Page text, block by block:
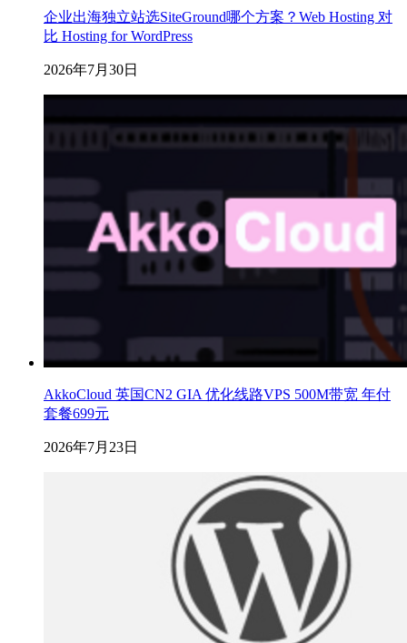
企业出海独立站选SiteGround哪个方案？Web Hosting 对
比 Hosting for WordPress
2026年7月30日
AkkoCloud 英国CN2 GIA 优化线路VPS 500M带宽 年付
套餐699元
2026年7月23日